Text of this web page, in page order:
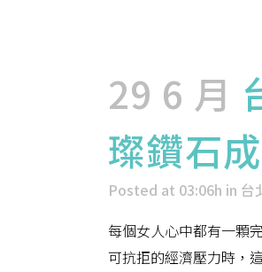
29 6 月
璨鑽石
Posted at 03:06h in 台
每個女人心中都有一顆
可抗拒的經濟壓力時，